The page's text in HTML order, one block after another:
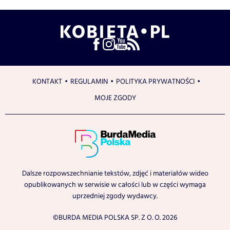
KONTAKT REGULAMIN
POLITYKA PRYWATNOŚCI
MOJE ZGODY
Dalsze rozpowszechnianie tekstów, zdjęć i materiałów wideo
opublikowanych w serwisie w całości lub w części wymaga
uprzedniej zgody wydawcy.
©BURDA MEDIA POLSKA SP. Z O. O. 2026